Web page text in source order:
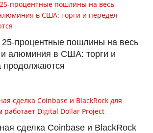
25-процентные пошлины на весь
и алюминия в США: торги и
продолжаются
сделка Coinbase и BlackRock